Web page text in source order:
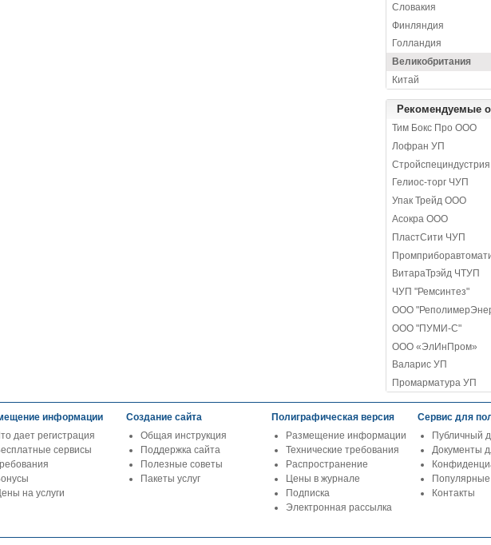
Словакия
Финляндия
Голландия
Великобритания
Китай
Рекомендуемые
Тим Бокс Про ООО
Лофран УП
Гелиос-торг ЧУП
Упак Трейд ООО
Асокра ООО
ПластСити ЧУП
ВитараТрэйд ЧТУП
ЧУП "Ремсинтез"
ООО
ООО "ПУМИ-С"
ООО «ЭлИнПром»
Валарис УП
Промарматура УП
информации
дает регистрация
сервисы
на услуги
Создание сайта
Общая инструкция
Поддержка сайта
Полезные советы
Пакеты услуг
Полиграфическая версия
Размещение информации
Технические требования
Распространение
Цены в журнале
Подписка
Электронная рассылка
Сервис для
Публичный
Документы
Контакты